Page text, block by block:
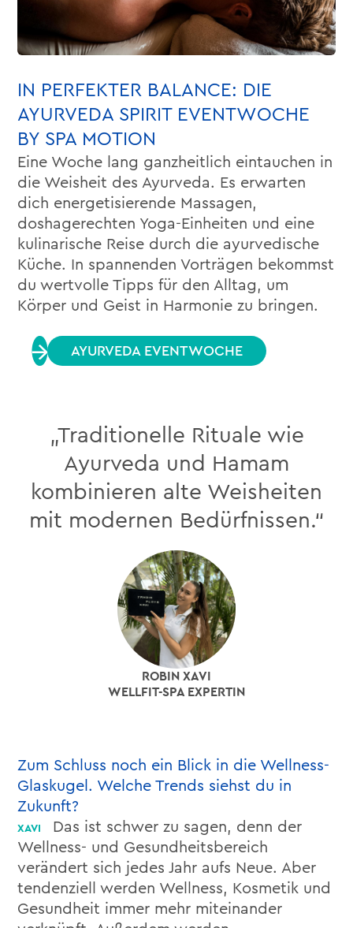
IN PERFEKTER BALANCE: DIE
AYURVEDA SPIRIT EVENTWOCHE
BY SPA MOTION
Eine Woche lang ganzheitlich eintauchen in
die Weisheit des Ayurveda. Es erwarten
dich energetisierende Massagen,
doshagerechten Yoga-Einheiten und eine
kulinarische Reise durch die ayurvedische
Küche. In spannenden Vorträgen bekommst
du wertvolle Tipps für den Alltag, um
Körper und Geist in Harmonie zu bringen.
AYURVEDA EVENTWOCHE
„Traditionelle Rituale wie
Ayurveda und Hamam
kombinieren alte Weisheiten
mit modernen Bedürfnissen.“
ROBIN XAVI
WELLFIT-SPA EXPERTIN
Zum Schluss noch ein Blick in die Wellness-
Glaskugel. Welche Trends siehst du in
Zukunft?
Das ist schwer zu sagen, denn der
Wellness- und Gesundheitsbereich
verändert sich jedes Jahr aufs Neue. Aber
tendenziell werden Wellness, Kosmetik und
Gesundheit immer mehr miteinander